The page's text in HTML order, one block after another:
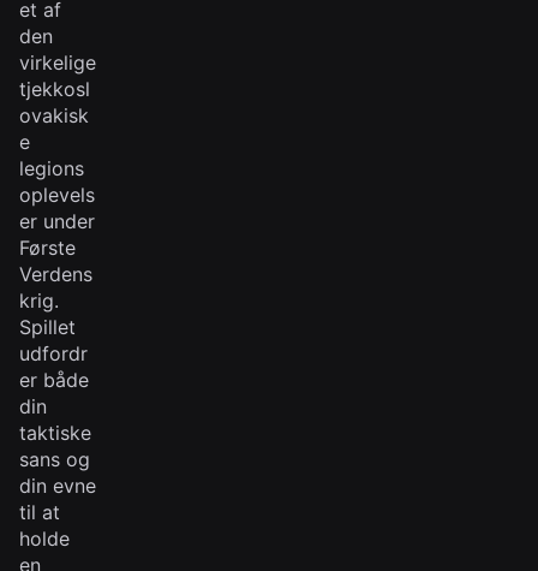
et af
den
virkelige
tjekkosl
ovakisk
e
legions
oplevels
er under
Første
Verdens
krig.
Spillet
udfordr
er både
din
taktiske
sans og
din evne
til at
holde
en